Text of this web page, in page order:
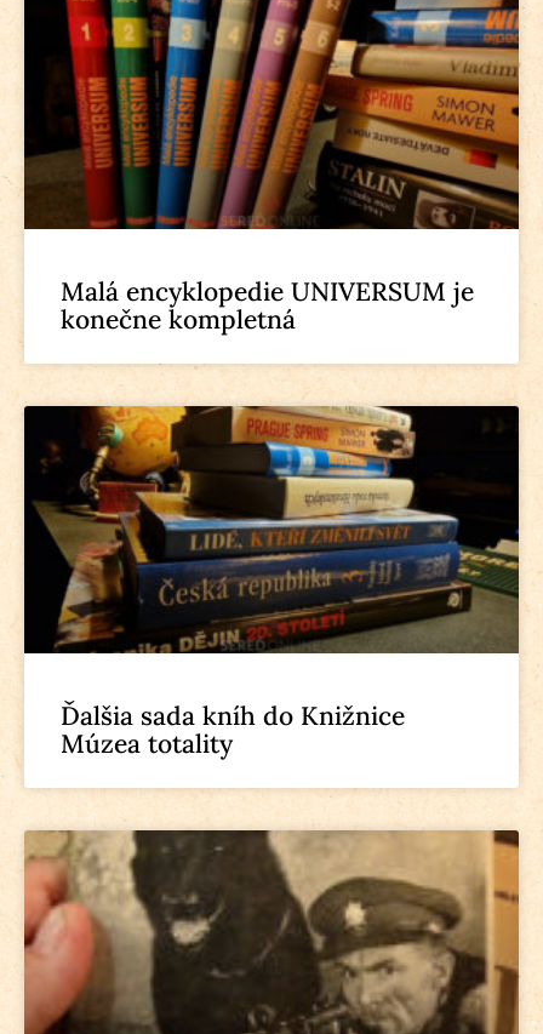
Malá encyklopedie UNIVERSUM je
konečne kompletná
Ďalšia sada kníh do Knižnice
Múzea totality